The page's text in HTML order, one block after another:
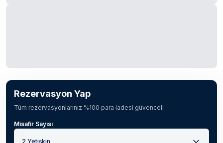
Rezervasyon Yap
Tüm rezervasyonlarınız %100 para iadesi güvenceli
Misafir Sayısı
2 Yetişkin